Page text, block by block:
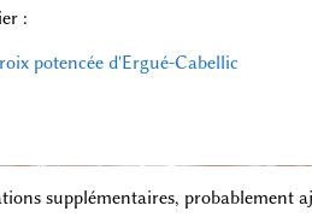
:
potencée d'Ergué-Cabellic
supplémentaires, probablement